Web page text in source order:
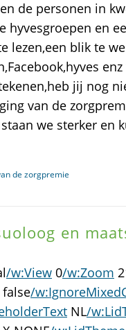
de personen in
hyvesgroepen en
lezen,een blik te
jij nog
van de
we sterker en
de zorgpremie
en
/w:View 0/w:Zoom
false/
NL/